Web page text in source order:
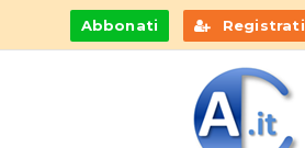
Abbonati Registrati